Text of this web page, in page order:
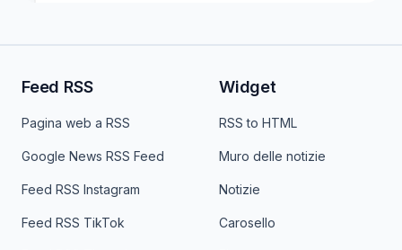
Feed RSS
Pagina web a RSS
Google News RSS Feed
Feed RSS Instagram
Feed RSS TikTok
Widget
RSS to HTML
Muro delle notizie
Notizie
Carosello